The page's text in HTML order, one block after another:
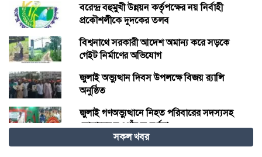
বরেন্দ্র বহুমুখী উন্নয়ন কর্তৃপক্ষের নয় নির্বাহী
প্রকৌশলীকে দুদকের তলব
বিশ্বনাথে সরকারী আদেশ অমান্য করে সড়কে
গেইট নির্মাণের অভিযোগ
জুলাই অভ্যুত্থান দিবস উপলক্ষে বিজয় র‍্যালি
অনুষ্ঠিত
জুলাই গণঅভ্যুত্থানে নিহত পরিবারের সদস্যসহ
যোদ্ধাদের নওগাঁয় সংবর্ধনা
দাবদাহের বিশ্বে শীতল গন্তব্য হিসেবে চীনের
সকল খবর